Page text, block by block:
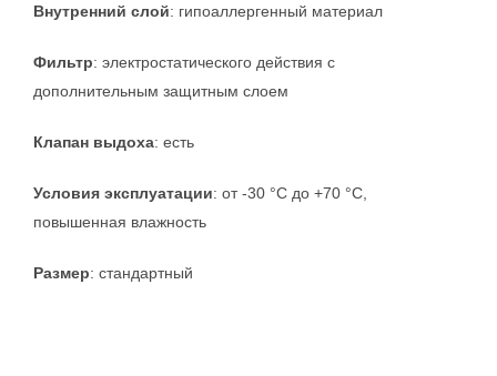
Внутренний слой: гипоаллергенный материал
Фильтр: электростатического действия с
дополнительным защитным слоем
Клапан выдоха: есть
Условия эксплуатации: от -30 °C до +70 °C,
повышенная влажность
Размер: стандартный